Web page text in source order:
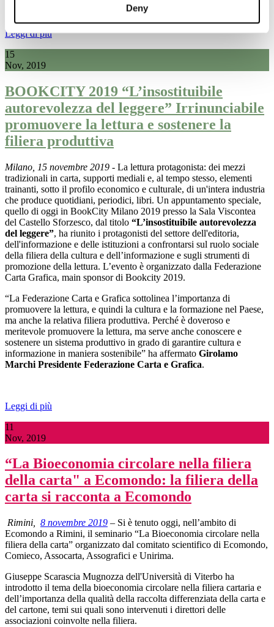
Deny
Leggi di più
15
Nov, 2019
BOOKCITY 2019 “L’insostituibile
autorevolezza del leggere” Irrinunciabile
promuovere la lettura e sostenere la
filiera produttiva
Milano, 15 novembre 2019 - La lettura protagonista: dei mezzi
tradizionali in carta, supporti mediali e, al tempo stesso, elementi
trainanti, sotto il profilo economico e culturale, di un'intera industria
che produce quotidiani, periodici, libri. Un appuntamento speciale,
quello di oggi in BookCity Milano 2019 presso la Sala Viscontea
del Castello Sforzesco, dal titolo “L’insostituibile autorevolezza
del leggere”, ha riunito i protagonisti del settore dell'editoria,
dell'informazione e delle istituzioni a confrontarsi sul ruolo sociale
della filiera della cultura e dell’informazione e sugli strumenti di
promozione della lettura. L’evento è organizzato dalla Federazione
Carta Grafica, main sponsor di Bookcity 2019.
“La Federazione Carta e Grafica sottolinea l’importanza di
promuovere la lettura, e quindi la cultura e la formazione nel Paese,
ma anche la relativa filiera produttiva. Perché è doveroso e
meritevole promuovere la lettura, ma serve anche conoscere e
sostenere un sistema produttivo in grado di garantire cultura e
informazione in maniera sostenibile” ha affermato Girolamo
Marchi Presidente Federazione Carta e Grafica.
Leggi di più
11
Nov, 2019
“La Bioeconomia circolare nella filiera
della carta" a Ecomondo: la filiera della
carta si racconta a Ecomondo
Rimini, 8 novembre 2019 – Si è tenuto oggi, nell’ambito di
Ecomondo a Rimini, il seminario “La Bioeconomia circolare nella
filiera della carta” organizzato dal comitato scientifico di Ecomondo,
Comieco, Assocarta, Assografici e Unirima.
Giuseppe Scarascia Mugnozza dell'Università di Viterbo ha
introdotto il tema della bioeconomia circolare nella filiera cartaria e
dell’importanza della qualità della raccolta differenziata della carta e
del cartone, temi sui quali sono intervenuti i direttori delle
associazioni coinvolte nella filiera.